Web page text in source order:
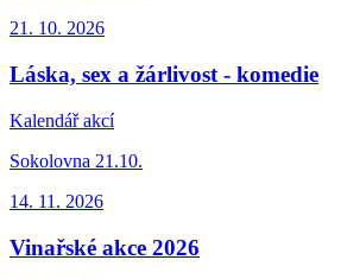
21. 10. 2026
Láska, sex a žárlivost - komedie
Kalendář akcí
Sokolovna 21.10.
14. 11. 2026
Vinařské akce 2026